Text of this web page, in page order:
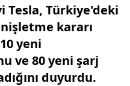
Türkiye'deki
kararı
yeni
ve 80 yeni şarj
duyurdu.